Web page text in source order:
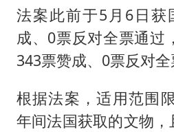
法案此前于5月6日获
成、0票反对全票通过
343票赞成、0票反对全
根据法案，适用范围
年间法国获取的文物